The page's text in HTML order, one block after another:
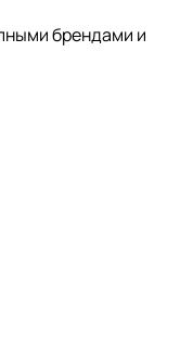
брендами и